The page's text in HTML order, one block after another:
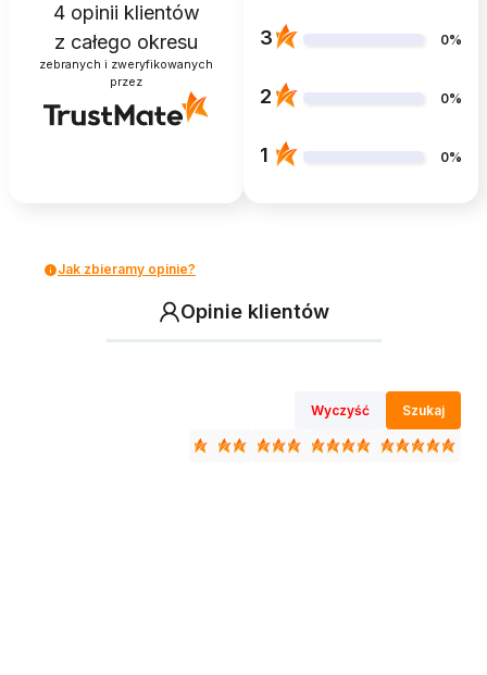
4opinii klientów
z całego okresu
zebranych i zweryfikowanych
przez
3 0%
2 0%
1 0%
Jak zbieramy opinie?
Opinie klientów
Wyczyść Szukaj